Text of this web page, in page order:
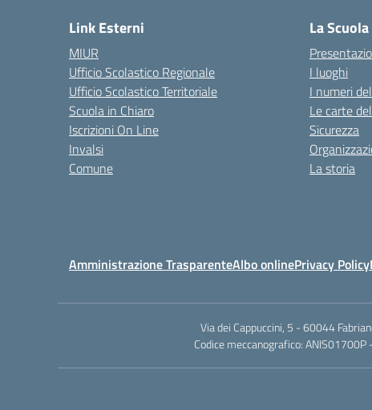
Link Esterni
MIUR
Ufficio Scolastico Regionale
Ufficio Scolastico Territoriale
Scuola in Chiaro
Iscrizioni On Line
Invalsi
Comune
La Scuola
I luoghi
I numeri
Le carte
Sicurezza
La storia
Amministrazione TrasparenteAlbo onlinePrivacy Policy
Via dei Cappuccini, 5 - 60044
Codice meccanografico: